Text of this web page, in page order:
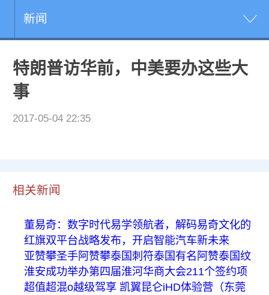
新闻
特朗普访华前，中美要办这些大
事
2017-05-04 22:35
相关新闻
董易奇：数字时代易学领航者，解码易奇文化的
红旗双平台战略发布，开启智能汽车新未来
亚赞攀圣手阿赞攀泰国刺符泰国有名阿赞泰国纹
淮安成功举办第四届淮河华商大会211个签约项
超值超混o越级驾享 凯翼昆仑iHD体验营（东莞